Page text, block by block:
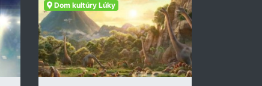
Dom kultúry Lúky